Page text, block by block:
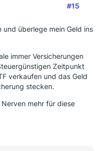
#15
überlege mein Geld ins
immer Versicherungen
Zeitpunkt
verkaufen und das Geld
stecken.
mehr für diese